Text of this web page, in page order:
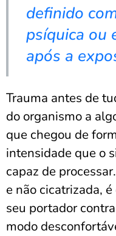
definido
psíquica ou
após a
Trauma antes de
do organismo a
que chegou de
intensidade que o
capaz de
e não cicatrizada,
seu portador
modo